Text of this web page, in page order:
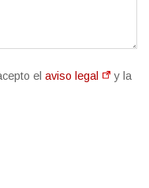
elaviso legal
y la